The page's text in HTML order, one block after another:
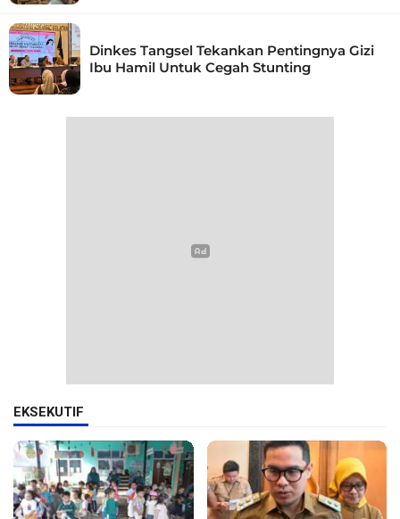
Dinkes Tangsel Tekankan Pentingnya Gizi
Ibu Hamil Untuk Cegah Stunting
EKSEKUTIF